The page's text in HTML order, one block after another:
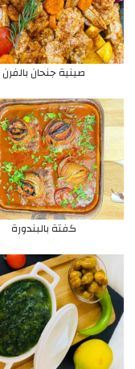
صينية جنحان بالفرن
كفتة بالبندورة